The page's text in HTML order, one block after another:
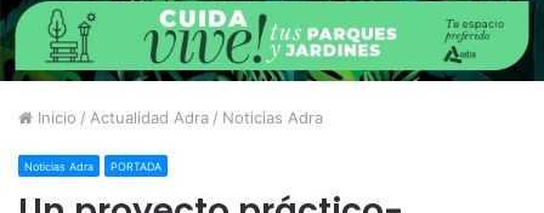
Inicio / Actualidad Adra / Noticias Adra
Noticias Adra PORTADA